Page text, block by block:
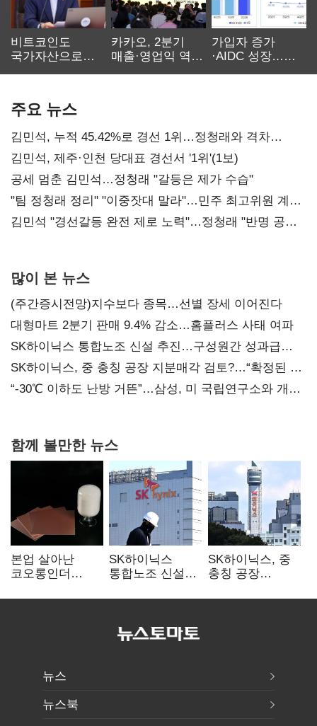
비트코인도
국가자산으로…'
카카오, 2분기
매출·영업익 역대
가입자 증가
·AIDC 성장…
주요 뉴스
김민석, 누적 45.42%로 경선 1위…정청래와 격차
0.86%p(2보)
김민석, 제주·인천 당대표 경선서 '1위'(1보)
공세 멈춘 김민석…정청래 "갈등은 제가 수습"
"팀 정청래 정리" "이중잣대 말라"…민주 최고위원 계파
다툼 격화
김민석 "경선갈등 완전 제로 노력"…정청래 "반명 공세
많이 본 뉴스
(주간증시전망)지수보다 종목…선별 장세 이어진다
대형마트 2분기 판매 9.4% 감소…홈플러스 사태 여파
SK하이닉스 통합노조 신설 추진…구성원간 성과급
불만 확산
SK하이닉스, 중 충칭 공장 지분매각 검토?…“확정된 바
없어”
“-30℃ 이하도 난방 거뜬”…삼성, 미 국립연구소와 개발
함께 볼만한 뉴스
본업 살아난
코오롱인더
배터리 소재로
SK하이닉스
통합노조 신설
성과급 불만 확산
SK하이닉스, 중
충칭 공장
검토?…“확정된
뉴스
뉴스북